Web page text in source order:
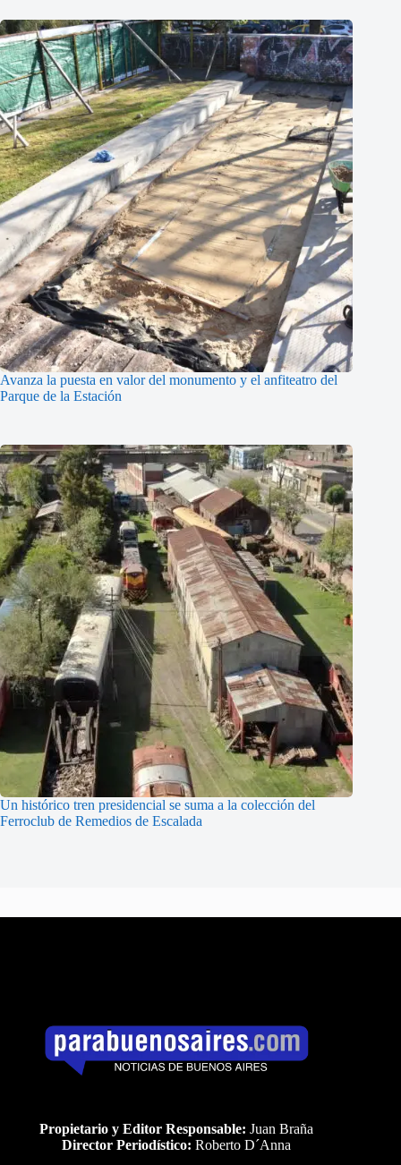
Avanza la puesta en valor del monumento y el anfiteatro del
Parque de la Estación
Un histórico tren presidencial se suma a la colección del
Ferroclub de Remedios de Escalada
Propietario y Editor Responsable: Juan Braña
Director Periodístico: Roberto D´Anna